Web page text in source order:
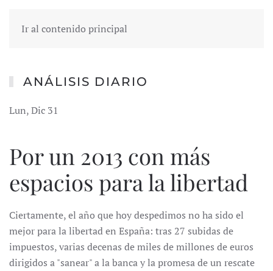
Ir al contenido principal
ANÁLISIS DIARIO
Lun, Dic 31
Por un 2013 con más
espacios para la libertad
Ciertamente, el año que hoy despedimos no ha sido el
mejor para la libertad en España: tras 27 subidas de
impuestos, varias decenas de miles de millones de euros
dirigidos a "sanear" a la banca y la promesa de un rescate